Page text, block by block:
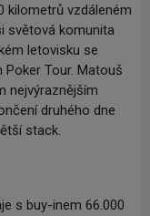
kilometrů vzdáleném
světová komunita
letovisku se
Poker Tour. Matouš
nejvýraznějším
druhého dne
stack.
s buy-inem 66.000